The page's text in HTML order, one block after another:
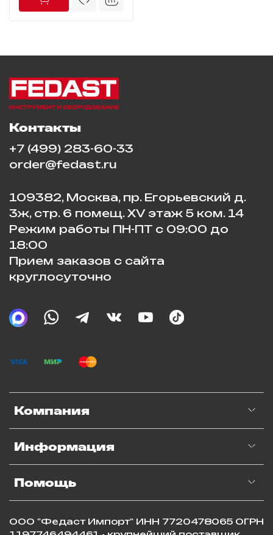
Компания
Информация
Помощь
Контакты
+7 (499) 283-60-33
order@fedast.ru
109382, Москва, пр. Егорьевский д.
3ж, стр. 6 помещ. XV этаж 5 ком. 14
Режим работы ПН-ПТ с 09:00 до
18:00
Прием заказов с сайта
круглосуточно
ООО "Федаст Импорт" ИНН 7720478065 ОГРН